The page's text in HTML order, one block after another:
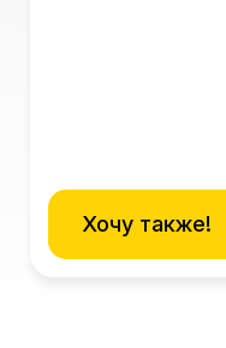
Хочу также!